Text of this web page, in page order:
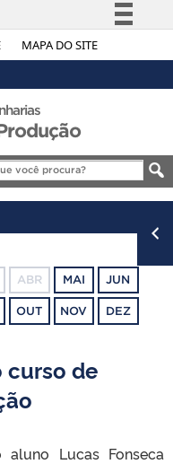
MAPA DO SITE
Simplifique!
Acesso à informação
Canais
ABR MAI JUN
OUT NOV DEZ
de
Lucas Fonseca